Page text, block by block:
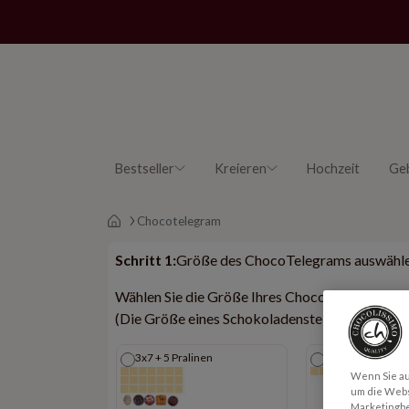
Kreieren Hochzeit
Bestseller
Main page
Chocotelegram
Schritt 1:Größe des ChocoTelegrams
Wählen Sie die Größe Ihres ChocoTelegrams
(Die Größe eines Schokoladensteins beträgt
3x7 + 5 Pralinen
Wenn Sie
um die